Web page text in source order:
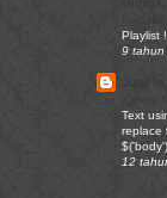
Playlist !
9 tahun
Text
replace
12